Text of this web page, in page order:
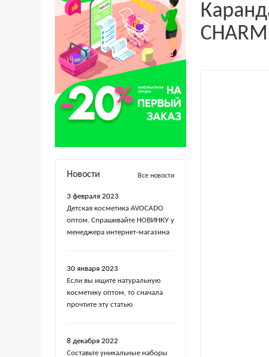
Новости Все новости
3 февраля 2023
Детская косметика AVOCADO
оптом. Спрашивайте НОВИНКУ у
менеджера интернет-магазина
30 января 2023
Если вы ищите натуральную
косметику оптом, то сначала
прочтите эту статью
8 декабря 2022
Составьте уникальные наборы